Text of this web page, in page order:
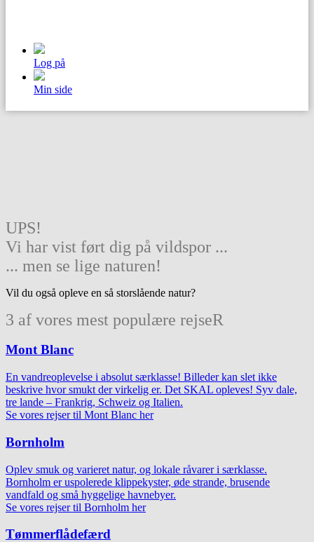
Log på
Min side
UPS!
Vi har vist ført dig på vildspor ...
... men se lige naturen!
Vil du også opleve en så storslående natur?
3 af vores mest populære rejseR
Mont Blanc
En vandreoplevelse i absolut særklasse! Billeder kan slet ikke
beskrive hvor smukt der virkelig er. Det SKAL opleves! Syv dale,
tre lande – Frankrig, Schweiz og Italien.
Se vores rejser til Mont Blanc her
Bornholm
Oplev smuk og varieret natur, og lokale råvarer i særklasse.
Bornholm er uspolerede klippekyster, øde strande, brusende
vandfald og små hyggelige havnebyer.
Se vores rejser til Bornholm her
Tømmerflådefærd